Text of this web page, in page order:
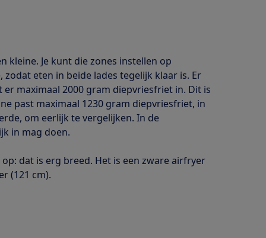
kleine. Je kunt die zones instellen op
eten in beide lades tegelijk klaar is. Er
maximaal 2000 gram diepvriesfriet in. Dit is
past maximaal 1230 gram diepvriesfriet, in
om eerlijk te vergelijken. In de
in mag doen.
dat is erg breed. Het is een zware airfryer
(121 cm).